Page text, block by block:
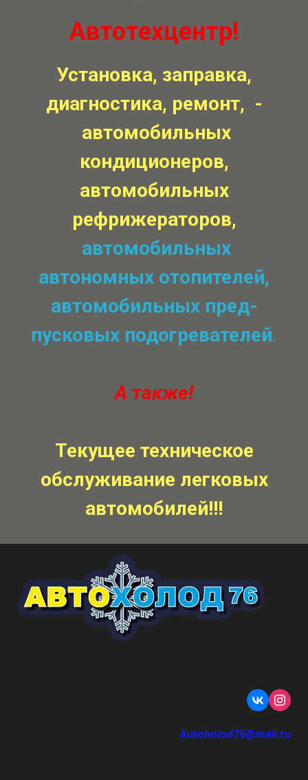
Автотехцентр!
Установка, заправка,
диагностика, ремонт, -
автомобильных
кондиционеров,
автомобильных
рефрижераторов,
автомобильных
автономных отопителей,
автомобильных пред-
пусковых подогревателей.
А также!
Текущее техническое
обслуживание легковых
автомобилей!!!
Autoholod76@mail.ru